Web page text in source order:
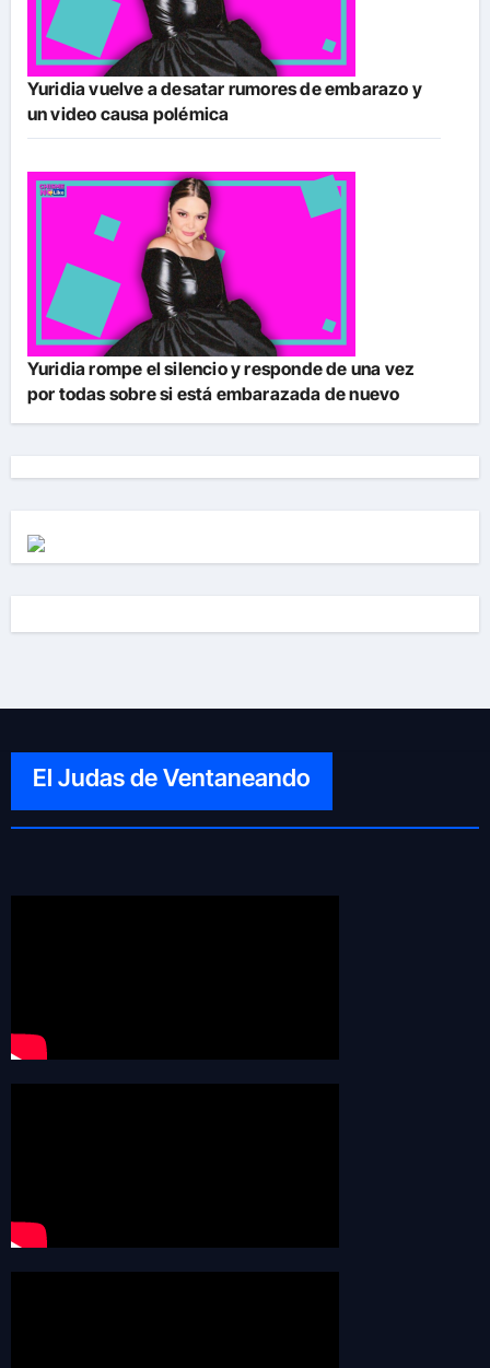
Yuridia vuelve a desatar rumores de embarazo y
un video causa polémica
Yuridia rompe el silencio y responde de una vez
por todas sobre si está embarazada de nuevo
El Judas de Ventaneando